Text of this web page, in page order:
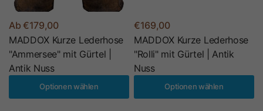
Ab €179,00
MADDOX Kurze Lederhose
"Ammersee" mit Gürtel |
Antik Nuss
Optionen wählen
€169,00
MADDOX Kurze Lederhose
"Rolli" mit Gürtel | Antik
Nuss
Optionen wählen